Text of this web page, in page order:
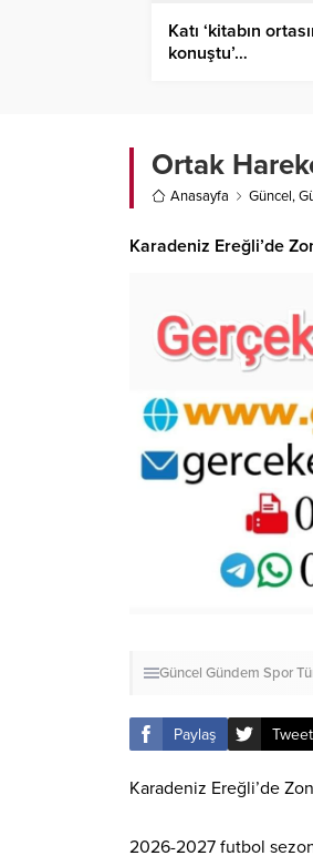
Katı ‘kitabın
konuştu’…
Ortak
Anasayfa Güncel,
Karadeniz Ereğli’de
Güncel Gündem Spor
Paylaş
Karadeniz Ereğli’de
2026-2027 futbol